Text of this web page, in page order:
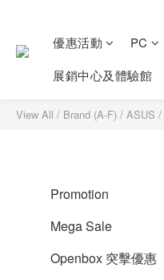
優惠活動 PC
展銷中心及體驗館
View All / Brand (A-F) / ASUS /
Promotion
Mega Sale
Openbox 突擊優惠